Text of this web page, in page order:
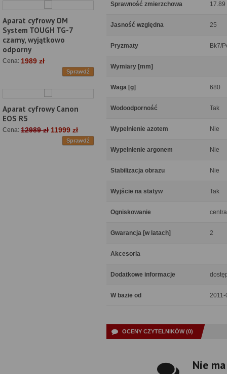
Aparat cyfrowy OM
System TOUGH TG-7
czarny, wyjątkowo
odporny
Cena: 1989 zł
Sprawdź
Aparat cyfrowy Canon
EOS R5
Cena: 12989 zł 11999 zł
Sprawdź
Sprawność zmierzchowa 17.89
Jasność względna 25
Pryzmaty Bk7/
Wymiary [mm]
Waga [g] 680
Wodoodporność Tak
Wypełnienie azotem Nie
Wypełnienie argonem Nie
Stabilizacja obrazu Nie
Wyjście na statyw Tak
Ogniskowanie
Gwarancja [w latach] 2
Akcesoria
Dodatkowe informacje
W bazie od
OCENY CZYTELNIKÓW (0)
Nie